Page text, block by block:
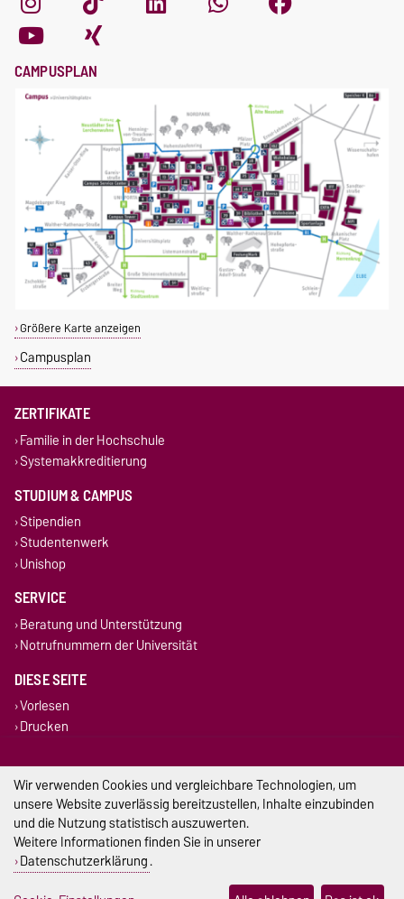
CAMPUSPLAN
Größere Karte anzeigen
Campusplan
ZERTIFIKATE
Familie in der Hochschule
Systemakkreditierung
STUDIUM & CAMPUS
Stipendien
Studentenwerk
Unishop
SERVICE
Beratung und Unterstützung
Notrufnummern der Universität
DIESE SEITE
Vorlesen
Drucken
Impressum
Datenschutz
Wir verwenden Cookies und vergleichbare Technologien, um
unsere Website zuverlässig bereitzustellen, Inhalte einzubinden
und die Nutzung statistisch auszuwerten.
Weitere Informationen finden Sie in unserer
Datenschutzerklärung.